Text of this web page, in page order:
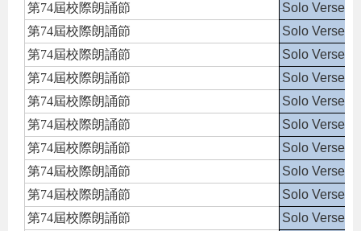
第74屆校際朗誦節
Solo Verse
第74屆校際朗誦節
Solo Verse
第74屆校際朗誦節
Solo Verse
第74屆校際朗誦節
Solo Verse
第74屆校際朗誦節
Solo Verse
第74屆校際朗誦節
Solo Verse
第74屆校際朗誦節
Solo Verse
第74屆校際朗誦節
Solo Verse
第74屆校際朗誦節
Solo Verse
第74屆校際朗誦節
Solo Verse